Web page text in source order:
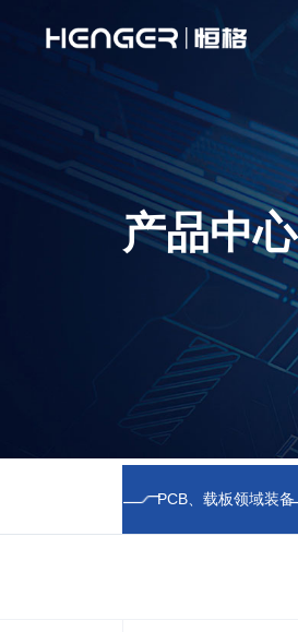
产品中心
PCB、载板领域装备